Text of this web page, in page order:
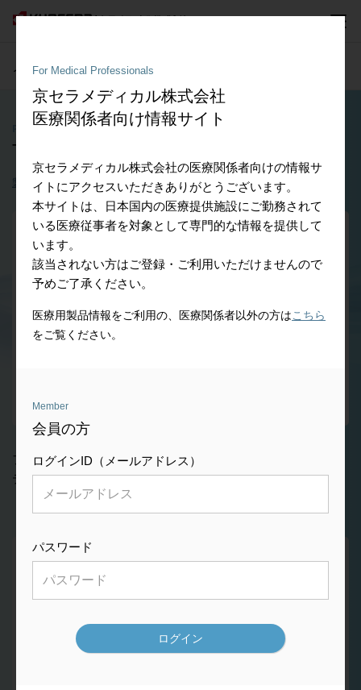
For Medical Professionals
京セラメディカル株式会社
医療関係者向け情報サイト
京セラメディカル株式会社の医療関係者向けの情報サ
イトにアクセスいただきありがとうございます。
本サイトは、日本国内の医療提供施設にご勤務されて
いる医療従事者を対象として専門的な情報を提供して
います。
該当されない方はご登録・ご利用いただけませんので
予めご了承ください。
医療用製品情報をご利用の、医療関係者以外の方はこちら
をご覧ください。
Member
会員の方
ログインID（メールアドレス）
パスワード
メディカル分野- 医療従事者向け情報
Products
TNK
製品の特徴 ダウンロード 資料
ファインセラミック技術を応用し、アルミナ・ビーズ・コー
ティングによる表面処理を施した人工足関節です。
features
製品の特徴
アルミナ・ビーズ・コーティング